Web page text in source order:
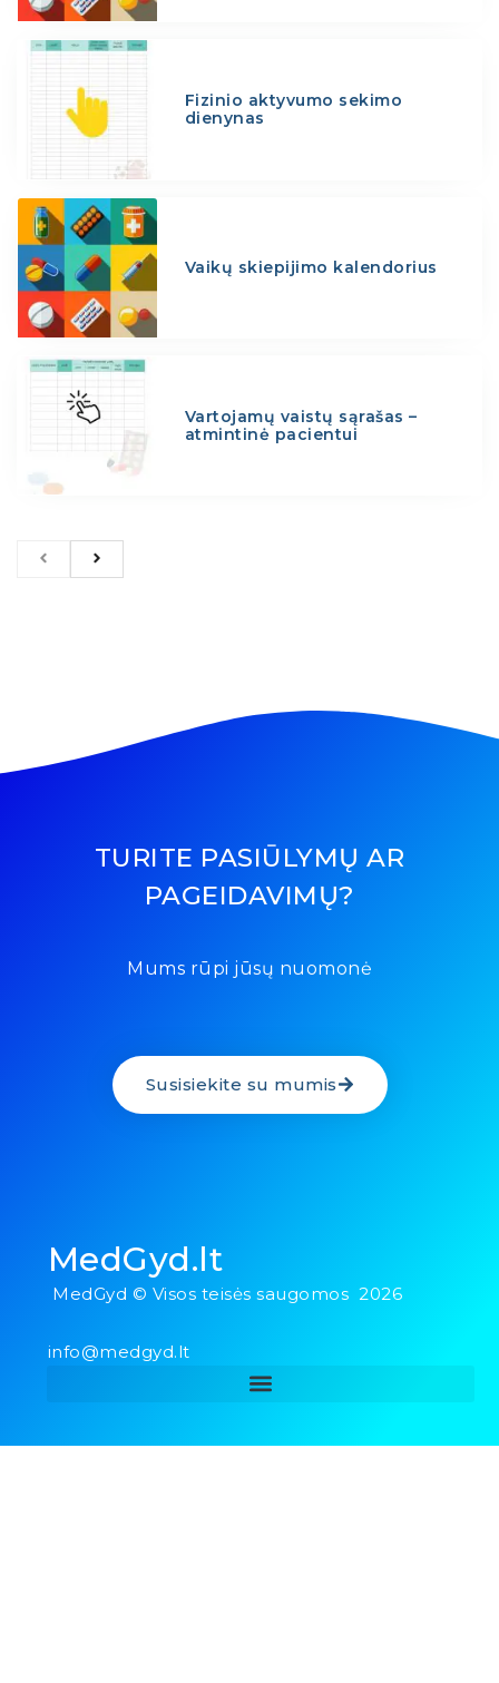
Fizinio aktyvumo sekimo
dienynas
Vaikų skiepijimo kalendorius
Vartojamų vaistų sąrašas –
atmintinė pacientui
TURITE PASIŪLYMŲ AR
PAGEIDAVIMŲ?
Mums rūpi jūsų nuomonė
Susisiekite su mumis
MedGyd.lt
MedGyd © Visos teisės saugomos 2026
info@medgyd.lt